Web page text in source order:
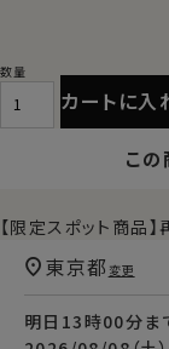
カートに入
この
【限定スポット商品
明日 13時00分 ま
東京都 変更